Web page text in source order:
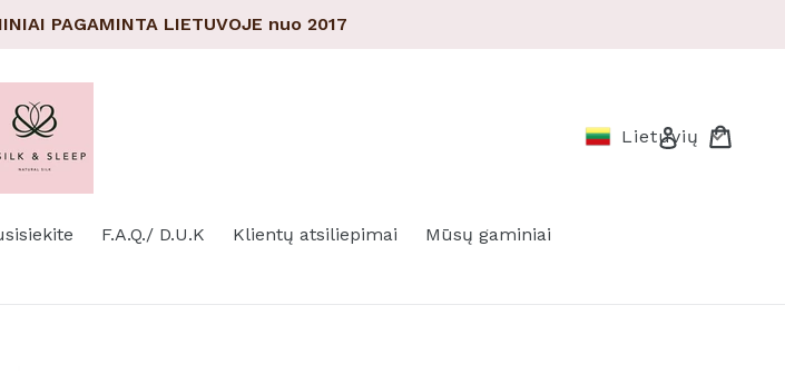
PAGAMINTA LIETUVOJE nuo 2017
Prisijungti
Lietuvių
F.A.Q./ D.U.K Klientų atsiliepimai Mūsų gaminiai